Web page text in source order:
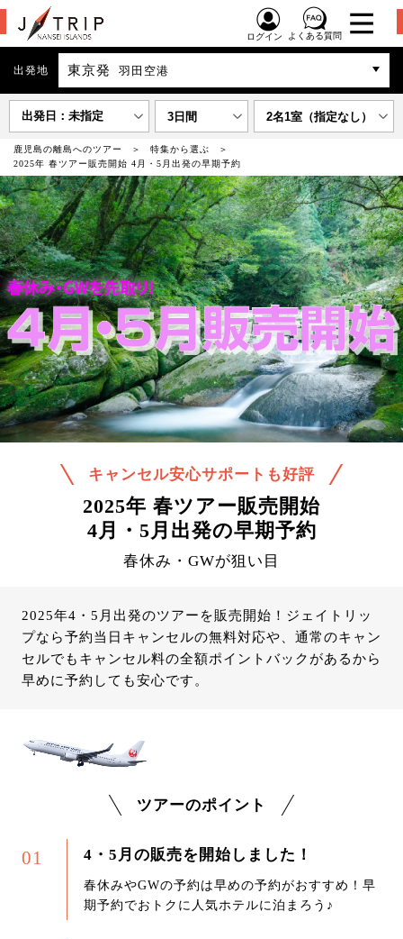
ログイン よくある質問
出発地 東京発 羽田空港
出発日：未指定 3日間 2名1室（指定なし）
鹿児島の離島へのツアー
特集から選ぶ
2025年 春ツアー販売開始 4月・5月出発の早期予約
キャンセル安心サポートも好評
2025年 春ツアー販売開始
4月・5月出発の早期予約
春休み・GWが狙い目
2025年4・5月出発のツアーを販売開始！ジェイトリッ
プなら予約当日キャンセルの無料対応や、通常のキャン
セルでもキャンセル料の全額ポイントバックがあるから
早めに予約しても安心です。
ツアーのポイント
01 4・5月の販売を開始しました！
春休みやGWの予約は早めの予約がおすすめ！早
期予約でおトクに人気ホテルに泊まろう♪